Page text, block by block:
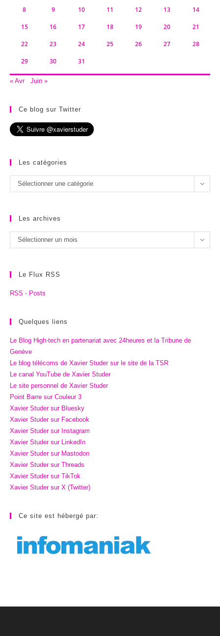
8 9 10 11 12 13 14
15 16 17 18 19 20 21
22 23 24 25 26 27 28
29 30 31
« Avr Juin »
Ce blog sur Twitter
Les catégories
Les
catégories
Sélectionner une catégorie
Les archives
Les
archives
Sélectionner un mois
Le Flux RSS
RSS - Posts
Quelques liens
Le Blog High-tech en partenariat avec 24heures et la Tribune de
Genève
Le blog télécoms de Xavier Studer sur le site de la TSR
Le canal YouTube de Xavier Studer
Le site personnel de Xavier Studer
Point Barre sur Couleur 3
Xavier Studer sur Bluesky
Xavier Studer sur Facebook
Xavier Studer sur Instagram
Xavier Studer sur LinkedIn
Xavier Studer sur Mastodon
Xavier Studer sur Threads
Xavier Studer sur TikTok
Xavier Studer sur X (Twitter)
Ce site est hébergé par: